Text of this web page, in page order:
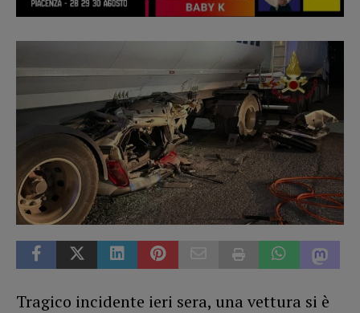
Tragico incidente ieri sera, una vettura si è